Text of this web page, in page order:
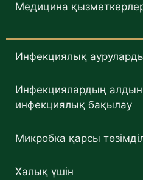
Медицина
Инфекциялық
Инфекциялардың
инфекциялық бақылау
Микробка қарсы
Халық үшін